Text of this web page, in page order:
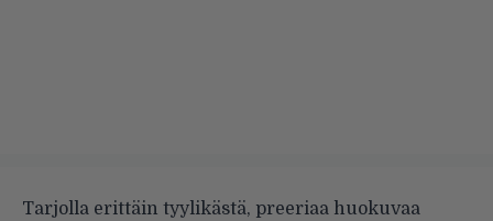
Tarjolla erittäin tyylikästä, preeriaa huokuvaa